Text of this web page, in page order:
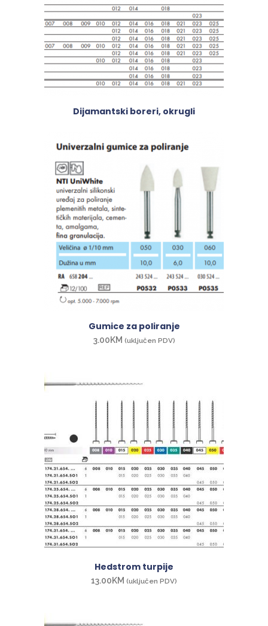
Dijamantski boreri, okrugli
Gumice za poliranje
3.00KM (uključen PDV)
Hedstrom turpije
13.00KM (uključen PDV)